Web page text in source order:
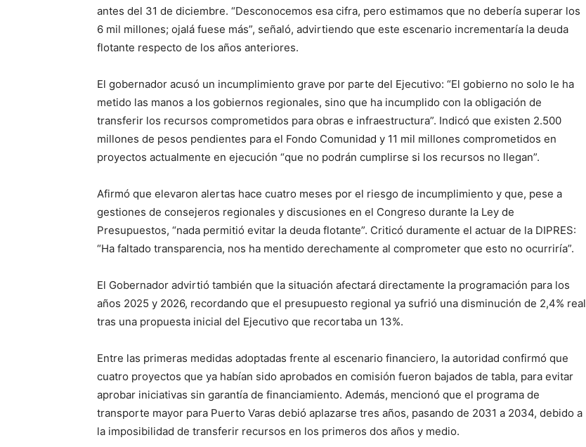
antes del 31 de diciembre. “Desconocemos esa cifra, pero estimamos que no debería superar los
6 mil millones; ojalá fuese más”, señaló, advirtiendo que este escenario incrementaría la deuda
flotante respecto de los años anteriores.
El gobernador acusó un incumplimiento grave por parte del Ejecutivo: “El gobierno no solo le ha
metido las manos a los gobiernos regionales, sino que ha incumplido con la obligación de
transferir los recursos comprometidos para obras e infraestructura”. Indicó que existen 2.500
millones de pesos pendientes para el Fondo Comunidad y 11 mil millones comprometidos en
proyectos actualmente en ejecución “que no podrán cumplirse si los recursos no llegan”.
Afirmó que elevaron alertas hace cuatro meses por el riesgo de incumplimiento y que, pese a
gestiones de consejeros regionales y discusiones en el Congreso durante la Ley de
Presupuestos, “nada permitió evitar la deuda flotante”. Criticó duramente el actuar de la DIPRES:
“Ha faltado transparencia, nos ha mentido derechamente al comprometer que esto no ocurriría”.
El Gobernador advirtió también que la situación afectará directamente la programación para los
años 2025 y 2026, recordando que el presupuesto regional ya sufrió una disminución de 2,4% real
tras una propuesta inicial del Ejecutivo que recortaba un 13%.
Entre las primeras medidas adoptadas frente al escenario financiero, la autoridad confirmó que
cuatro proyectos que ya habían sido aprobados en comisión fueron bajados de tabla, para evitar
aprobar iniciativas sin garantía de financiamiento. Además, mencionó que el programa de
transporte mayor para Puerto Varas debió aplazarse tres años, pasando de 2031 a 2034, debido a
la imposibilidad de transferir recursos en los primeros dos años y medio.